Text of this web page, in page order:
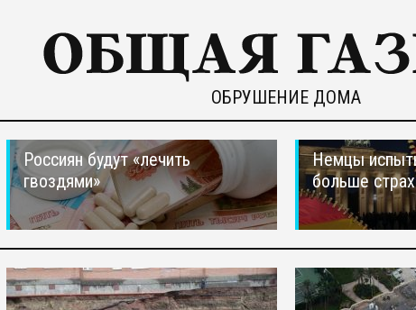
ОБРУШЕНИЕ ДОМА
Россиян будут «лечить
гвоздями»
Немцы
больше